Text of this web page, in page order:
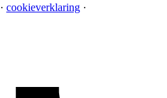
· cookieverklaring ·